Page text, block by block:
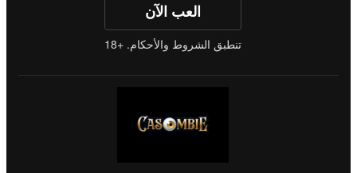
العب الآن
تنطبق الشروط والأحكام. +18